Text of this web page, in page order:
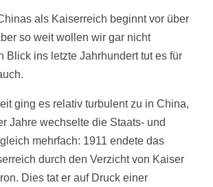
als Kaiserreich beginnt vor über
so weit wollen wir gar nicht
Blick ins letzte Jahrhundert tut es für
ging es relativ turbulent zu in China,
Jahre wechselte die Staats- und
mehrfach: 1911 endete das
durch den Verzicht von Kaiser
Dies tat er auf Druck einer